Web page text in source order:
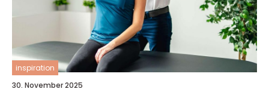
inspiration
30. November 2025